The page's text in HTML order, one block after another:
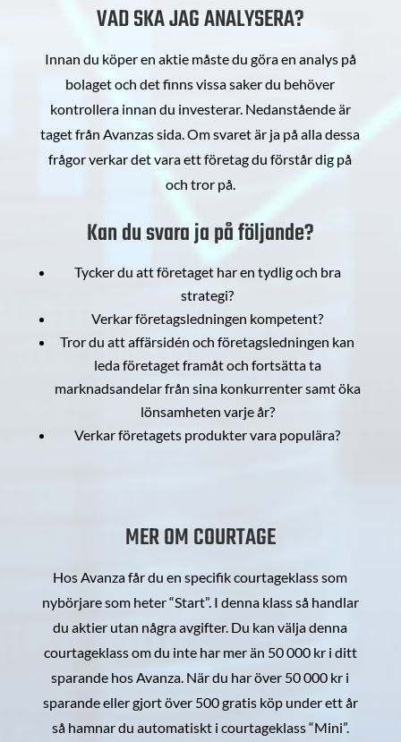
VAD SKA JAG ANALYSERA?
Innan du köper en aktie måste du göra en analys på
bolaget och det finns vissa saker du behöver
kontrollera innan du investerar. Nedanstående är
taget från Avanzas sida. Om svaret är ja på alla dessa
frågor verkar det vara ett företag du förstår dig på
och tror på.
Kan du svara ja på följande?
Tycker du att företaget har en tydlig och bra
strategi?
Verkar företagsledningen kompetent?
Tror du att affärsidén och företagsledningen kan
leda företaget framåt och fortsätta ta
marknadsandelar från sina konkurrenter samt öka
lönsamheten varje år?
Verkar företagets produkter vara populära?
MER OM COURTAGE
Hos Avanza får du en specifik courtageklass som
nybörjare som heter “Start”. I denna klass så handlar
du aktier utan några avgifter. Du kan välja denna
courtageklass om du inte har mer än 50 000 kr i ditt
sparande hos Avanza. När du har över 50 000 kr i
sparande eller gjort över 500 gratis köp under ett år
så hamnar du automatiskt i courtageklass “Mini”.